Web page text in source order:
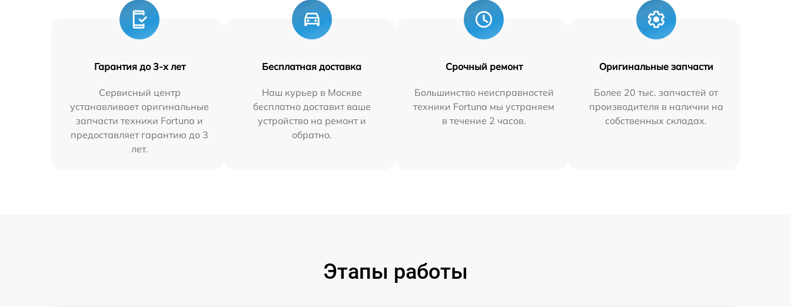
Гарантия до 3-х лет
Сервисный центр
устанавливает оригинальные
запчасти техники Fortuna и
предоставляет гарантию до 3
лет.
Бесплатная доставка
Наш курьер в Москве
бесплатно доставит ваше
устройство на ремонт и
обратно.
Срочный ремонт
Большинство неисправностей
техники Fortuna мы устраняем
в течение 2 часов.
Оригинальные запчасти
Более 20 тыс. запчастей от
производителя в наличии на
собственных складах.
Этапы работы